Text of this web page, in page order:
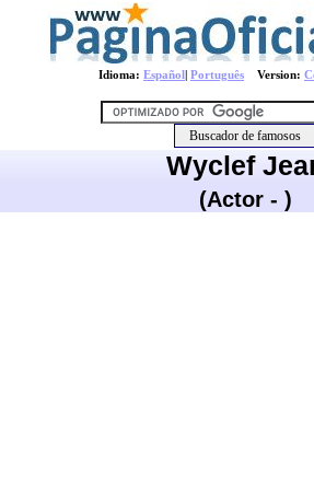
Idioma: Español| Português Version:
Wyclef
(Actor - )